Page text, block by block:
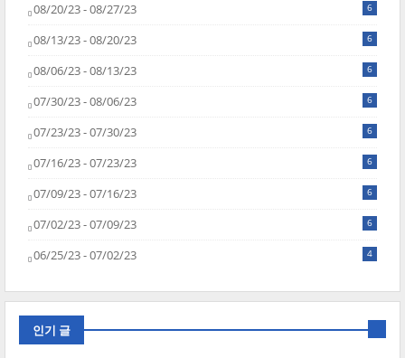
08/20/23 - 08/27/23 6
08/13/23 - 08/20/23 6
08/06/23 - 08/13/23 6
07/30/23 - 08/06/23 6
07/23/23 - 07/30/23 6
07/16/23 - 07/23/23 6
07/09/23 - 07/16/23 6
07/02/23 - 07/09/23 6
06/25/23 - 07/02/23 4
인기 글